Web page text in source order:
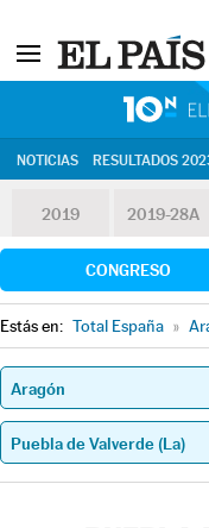
NOTICIAS RESULTADOS
2019 2019-28A
CONGRESO
Estás en: Total España »